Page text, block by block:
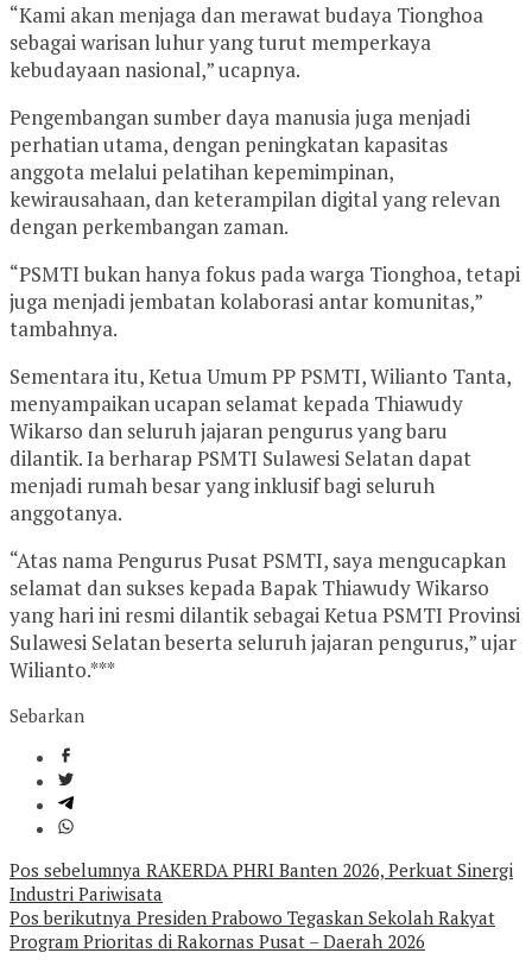
“Kami akan menjaga dan merawat budaya Tionghoa
sebagai warisan luhur yang turut memperkaya
kebudayaan nasional,” ucapnya.
Pengembangan sumber daya manusia juga menjadi
perhatian utama, dengan peningkatan kapasitas
anggota melalui pelatihan kepemimpinan,
kewirausahaan, dan keterampilan digital yang relevan
dengan perkembangan zaman.
“PSMTI bukan hanya fokus pada warga Tionghoa, tetapi
juga menjadi jembatan kolaborasi antar komunitas,”
tambahnya.
Sementara itu, Ketua Umum PP PSMTI, Wilianto Tanta,
menyampaikan ucapan selamat kepada Thiawudy
Wikarso dan seluruh jajaran pengurus yang baru
dilantik. Ia berharap PSMTI Sulawesi Selatan dapat
menjadi rumah besar yang inklusif bagi seluruh
anggotanya.
“Atas nama Pengurus Pusat PSMTI, saya mengucapkan
selamat dan sukses kepada Bapak Thiawudy Wikarso
yang hari ini resmi dilantik sebagai Ketua PSMTI Provinsi
Sulawesi Selatan beserta seluruh jajaran pengurus,” ujar
Wilianto.***
Sebarkan
Navigasi
pos
Pos sebelumnya RAKERDA PHRI Banten 2026, Perkuat Sinergi
Industri Pariwisata
Pos berikutnya Presiden Prabowo Tegaskan Sekolah Rakyat
Program Prioritas di Rakornas Pusat – Daerah 2026